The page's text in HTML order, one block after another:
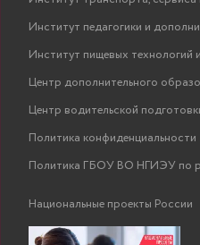
Институт педагогики и
Институт пищевых технологий
Центр дополнительного
Центр водительской
Политика конфиденциальности
Политика ГБОУ ВО НГИЭУ по
Национальные проекты России